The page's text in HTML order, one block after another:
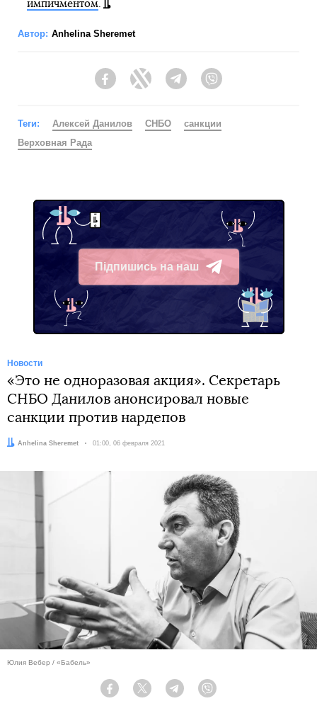
импичментом.
Автор: Anhelina Sheremet
FacebookTwitter Telegram
Теги: Алексей Данилов СНБО
санкции
Верховная Рада
Підпишись на наш
Telegram
Новости
«Это не одноразовая акция». Секретарь
СНБО Данилов анонсировал новые
санкции против нардепов
Автор:
Anhelina Sheremet Дата:
01:00, 06 февраля 2021
Юлия Вебер / «Бабель»
Facebook Twitter Telegram